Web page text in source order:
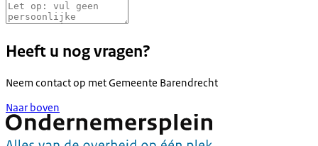
Heeft u nog vragen?
Neem contact op metGemeente Barendrecht
Naar boven